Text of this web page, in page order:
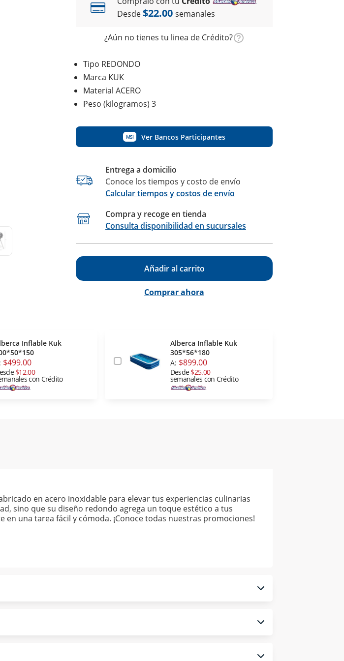
Desde$22.00 semanales
¿Aún no tienes tu linea de Crédito?
Tipo REDONDO
Marca KUK
Material ACERO
Peso (kilogramos) 3
MSI Ver Bancos Participantes
Entrega a domicilio
Conoce los tiempos y costo de envío
Calcular tiempos y costos de envío
Compra y recoge en tienda
Consulta disponibilidad en sucursales
Añadir al carrito
Comprar ahora
Inflable Kuk
$499.00
$12.00
con Crédito
Alberca Inflable Kuk
305*56*180
A: $899.00
Desde$25.00
semanales con Crédito
en acero inoxidable para elevar tus experiencias culinarias
sino que su diseño redondo agrega un toque estético a tus
una tarea fácil y cómoda. ¡Conoce todas nuestras promociones!